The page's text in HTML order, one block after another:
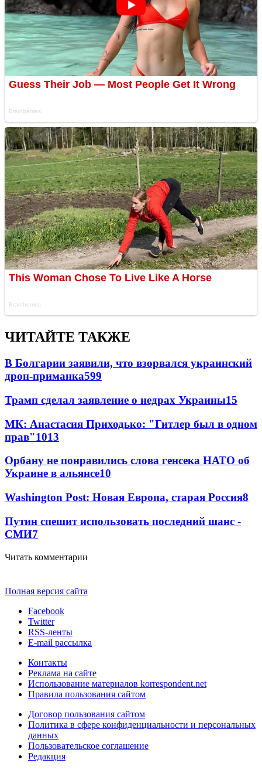
ЧИТАЙТЕ ТАКЖЕ
В Болгарии заявили, что взорвался украинский
дрон-приманка599
Трамп сделал заявление о недрах Украины15
МК: Анастасия Приходько: "Гитлер был в одном
прав"1013
Орбану не понравились слова генсека НАТО об
Украине в альянсе10
Washington Post: Новая Европа, старая Россия8
Путин спешит использовать последний шанс -
СМИ7
Читать комментарии
Полная версия сайта
Facebook
Twitter
RSS-ленты
E-mail рассылка
Контакты
Реклама на сайте
Использование материалов korrespondent.net
Правила пользования сайтом
Договор пользования сайтом
Политика в сфере конфиденциальности и персональных
данных
Пользовательское соглашение
Редакция